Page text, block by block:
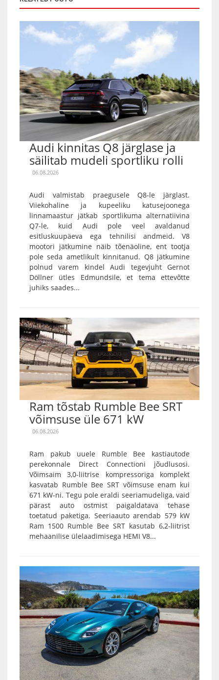
Audi kinnitas Q8 järglase ja
säilitab mudeli sportliku rolli
06.08.2026
Audi valmistab praegusele Q8-le järglast.
Viiekohaline ja kupeeliku katusejoonega
linnamaastur jätkab sportlikuma alternatiivina
Q7-le, kuid Audi pole veel avaldanud
esitluskuupäeva ega tehnilisi andmeid. V8
mootori jätkumine näib tõenäoline, ent tootja
pole seda ametlikult kinnitanud. Q8 jätkumine
polnud varem kindel Audi tegevjuht Gernot
Döllner ütles Edmundsile, et tema ettevõtte
juhiks saades...
Ram tõstab Rumble Bee SRT
võimsuse üle 671 kW
06.08.2026
Ram pakub uuele Rumble Bee kastiautode
perekonnale Direct Connectioni jõudlusosi.
Võimsaim 3,0-liitrise kompressoriga komplekt
kasvatab Rumble Bee SRT võimsuse enam kui
671 kW-ni. Tegu pole eraldi seeriamudeliga, vaid
pärast auto ostmist paigaldatava tehase
toetatud paketiga. Seeriaauto arendab 579 kW
Ram 1500 Rumble Bee SRT kasutab 6,2-liitrist
mehaanilise ülelaadimisega HEMI V8...